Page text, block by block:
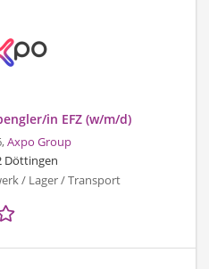
in EFZ (w/m/d)
Axpo Group
Döttingen
/ Lager / Transport